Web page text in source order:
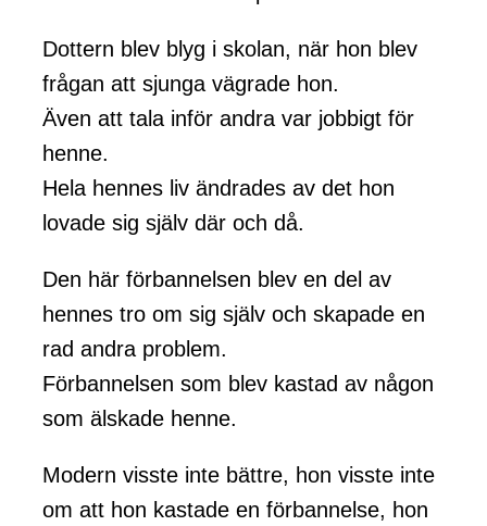
Dottern blev blyg i skolan, när hon blev
frågan att sjunga vägrade hon.
Även att tala inför andra var jobbigt för
henne.
Hela hennes liv ändrades av det hon
lovade sig själv där och då.
Den här förbannelsen blev en del av
hennes tro om sig själv och skapade en
rad andra problem.
Förbannelsen som blev kastad av någon
som älskade henne.
Modern visste inte bättre, hon visste inte
om att hon kastade en förbannelse, hon